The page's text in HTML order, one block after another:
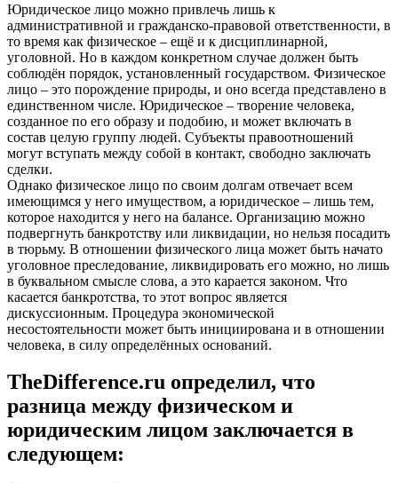
Юридическое лицо можно привлечь лишь к
административной и гражданско-правовой ответственности, в
то время как физическое – ещё и к дисциплинарной,
уголовной. Но в каждом конкретном случае должен быть
соблюдён порядок, установленный государством. Физическое
лицо – это порождение природы, и оно всегда представлено в
единственном числе. Юридическое – творение человека,
созданное по его образу и подобию, и может включать в
состав целую группу людей. Субъекты правоотношений
могут вступать между собой в контакт, свободно заключать
сделки.
Однако физическое лицо по своим долгам отвечает всем
имеющимся у него имуществом, а юридическое – лишь тем,
которое находится у него на балансе. Организацию можно
подвергнуть банкротству или ликвидации, но нельзя посадить
в тюрьму. В отношении физического лица может быть начато
уголовное преследование, ликвидировать его можно, но лишь
в буквальном смысле слова, а это карается законом. Что
касается банкротства, то этот вопрос является
дискуссионным. Процедура экономической
несостоятельности может быть инициирована и в отношении
человека, в силу определённых оснований.
TheDifference.ru определил, что
разница между физическом и
юридическим лицом заключается в
следующем: